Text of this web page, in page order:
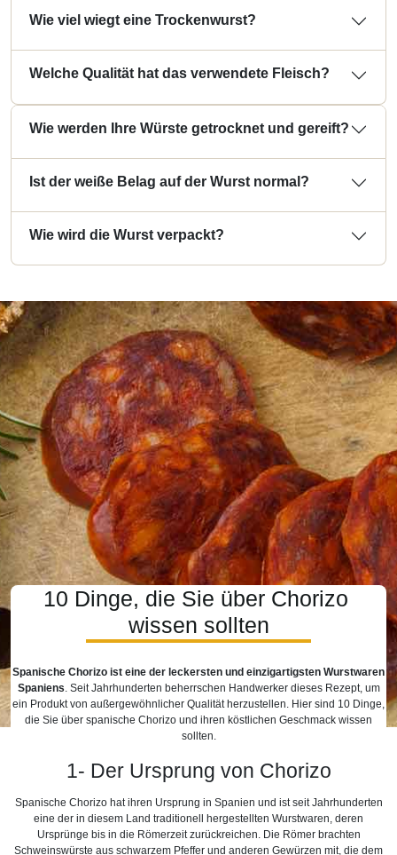
Wie viel wiegt eine Trockenwurst?
Welche Qualität hat das verwendete Fleisch?
Wie werden Ihre Würste getrocknet und gereift?
Ist der weiße Belag auf der Wurst normal?
Wie wird die Wurst verpackt?
10 Dinge, die Sie über Chorizo ​​
wissen sollten
Spanische Chorizo ​​​​​​ist eine der leckersten und einzigartigsten Wurstwaren
Spaniens. Seit Jahrhunderten beherrschen Handwerker dieses Rezept, um
ein Produkt von außergewöhnlicher Qualität herzustellen. Hier sind 10 Dinge,
die Sie über spanische Chorizo ​​​​und ihren köstlichen Geschmack wissen
sollten.
1- Der Ursprung von Chorizo
Spanische Chorizo ​​​​hat ihren Ursprung in Spanien und ist seit Jahrhunderten
eine der in diesem Land traditionell hergestellten Wurstwaren, deren
Ursprünge bis in die Römerzeit zurückreichen. Die Römer brachten
Schweinswürste aus schwarzem Pfeffer und anderen Gewürzen mit, die dem